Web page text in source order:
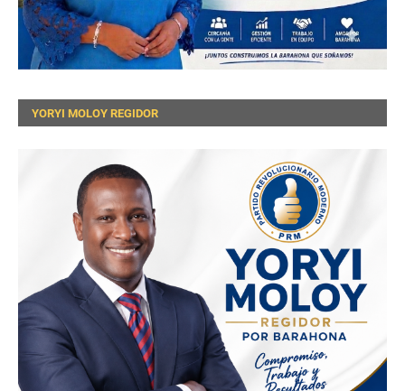
YORYI MOLOY REGIDOR